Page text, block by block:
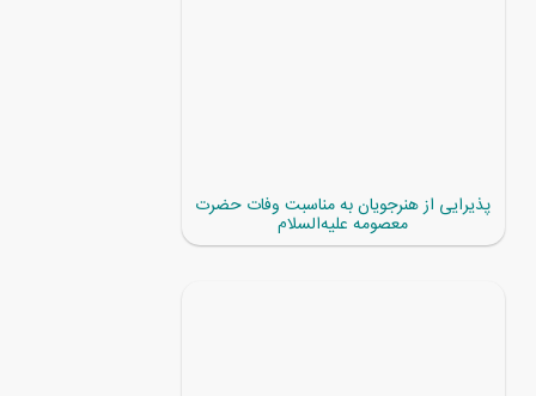
پذیرایی از هنرجویان به مناسبت وفات حضرت
معصومه علیه‌السلام